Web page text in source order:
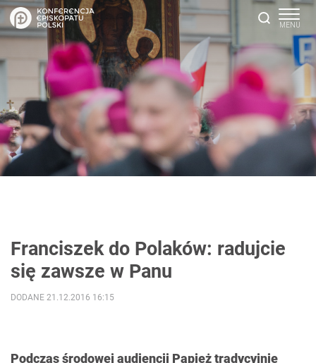
Franciszek do Polaków: radujcie
się zawsze w Panu
Podczas środowej audiencji Papież tradycyjnie
DODANE 21.12.2016 16:15